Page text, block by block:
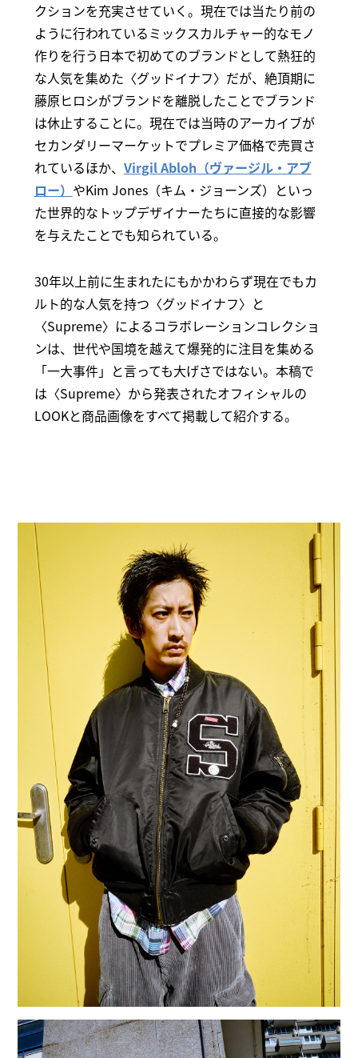
クションを充実させていく。現在では当たり前の
ように行われているミックスカルチャー的なモノ
作りを行う日本で初めてのブランドとして熱狂的
な人気を集めた〈グッドイナフ〉だが、絶頂期に
藤原ヒロシがブランドを離脱したことでブランド
は休止することに。現在では当時のアーカイブが
セカンダリーマーケットでプレミア価格で売買さ
れているほか、 Virgil Abloh（ヴァージル・アブ
ロー） やKim Jones（キム・ジョーンズ）といっ
た世界的なトップデザイナーたちに直接的な影響
を与えたことでも知られている。
30年以上前に生まれたにもかかわらず現在でもカ
ルト的な人気を持つ〈グッドイナフ〉と
〈Supreme〉によるコラボレーションコレクショ
ンは、世代や国境を越えて爆発的に注目を集める
「一大事件」と言っても大げさではない。本稿で
は〈Supreme〉から発表されたオフィシャルの
LOOKと商品画像をすべて掲載して紹介する。